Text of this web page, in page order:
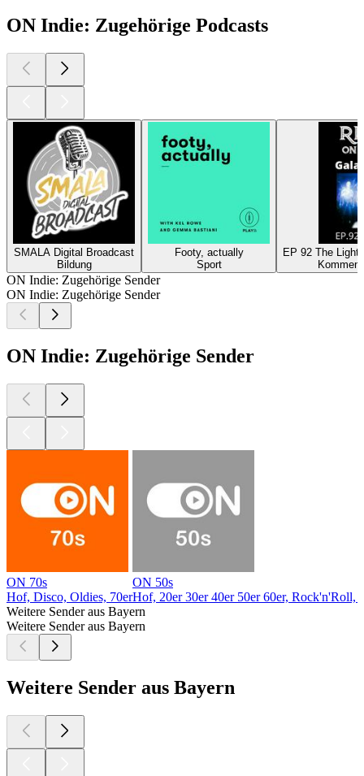
ON Indie: Zugehörige Podcasts
SMALA Digital Broadcast
Bildung
Footy, actually
Sport
EP 92 The Light
ON Indie: Zugehörige Sender
ON Indie: Zugehörige Sender
ON Indie: Zugehörige Sender
ON 70s
Hof, Disco, Oldies, 70er
ON 50s
Hof, 20er 30er 40er 50er 60er, Rock'n'Roll,
Weitere Sender aus Bayern
Weitere Sender aus Bayern
Weitere Sender aus Bayern